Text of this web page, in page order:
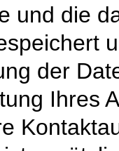
und die
der
Ihres